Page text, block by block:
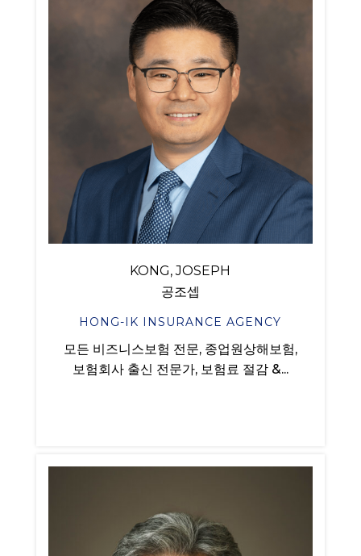
KONG, JOSEPH
공조셉
HONG-IK INSURANCE AGENCY
모든 비즈니스보험 전문, 종업원상해보험,
보험회사 출신 전문가, 보험료 절감 &...